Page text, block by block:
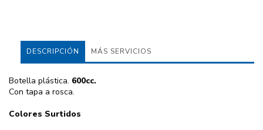
DESCRIPCIÓN MÁS SERVICIOS
Botella plástica. 600cc.
Con tapa a rosca.
Colores Surtidos